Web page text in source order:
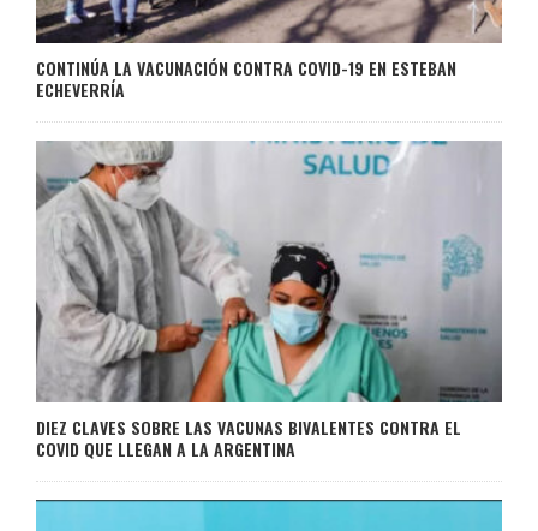
CONTINÚA LA VACUNACIÓN CONTRA COVID-19 EN ESTEBAN
ECHEVERRÍA
DIEZ CLAVES SOBRE LAS VACUNAS BIVALENTES CONTRA EL
COVID QUE LLEGAN A LA ARGENTINA